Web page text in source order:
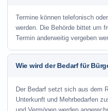
Termine können telefonisch
werden. Die Behörde bittet um
Termin anderweitig vergeben
Wie wird der Bedarf für
Der Bedarf setzt sich aus dem
Unterkunft und Mehrbedarfen